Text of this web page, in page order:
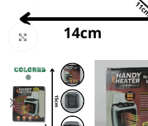
Haz clic para ampliar